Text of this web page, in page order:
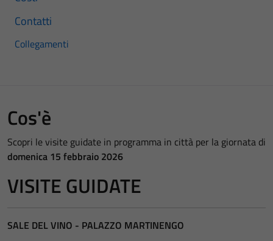
Contatti
Collegamenti
Cos'è
Scopri le visite guidate in programma in città per la giornata di
domenica 15 febbraio 2026
VISITE GUIDATE
SALE DEL VINO - PALAZZO MARTINENGO